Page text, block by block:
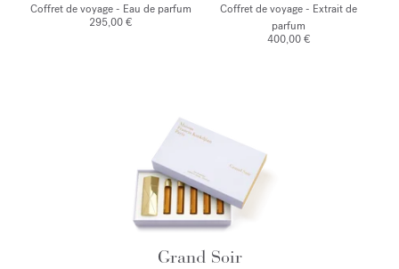
Coffret de voyage - Eau de parfum
295,00 €
Coffret de voyage - Extrait de
parfum
400,00 €
Grand Soir